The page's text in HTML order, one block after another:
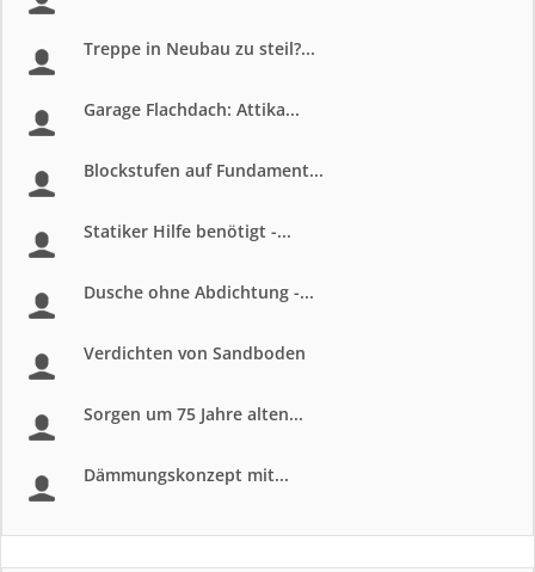
Treppe in Neubau zu steil?...
Garage Flachdach: Attika...
Blockstufen auf Fundament...
Statiker Hilfe benötigt -...
Dusche ohne Abdichtung -...
Verdichten von Sandboden
Sorgen um 75 Jahre alten...
Dämmungskonzept mit...